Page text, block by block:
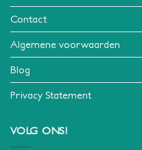
Contact
Algemene voorwaarden
Blog
Privacy Statement
VOLG ONS!